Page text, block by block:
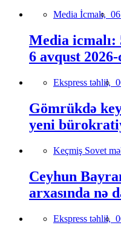
Media İcmalı,
Media icmalı:
6 avqust
Ekspress təhlil,
Gömrükdə
yeni
Keçmiş Sovet
Ceyhun
arxasında nə
Ekspress təhlil,